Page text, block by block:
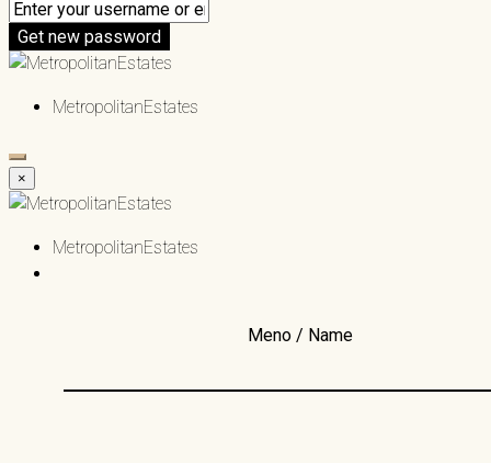
Get new password
MetropolitanEstates
×
MetropolitanEstates
Meno / Name